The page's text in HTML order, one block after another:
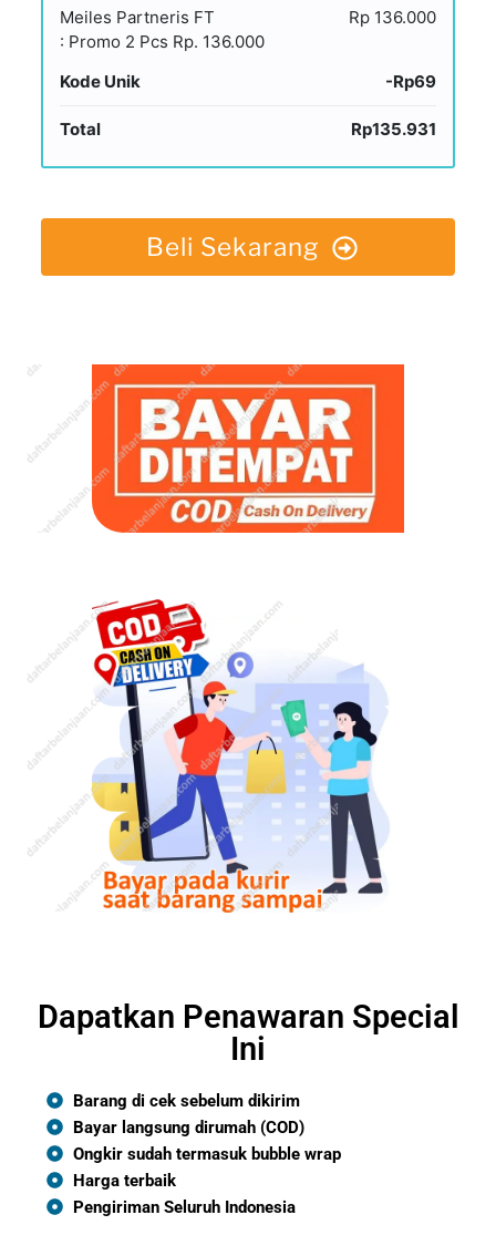
Meiles Partneris​ FT
: Promo 2 Pcs Rp. 136.000
Rp 136.000
Kode Unik -Rp69
Total Rp135.931
Beli Sekarang
Dapatkan Penawaran Special
Ini
Barang di cek sebelum dikirim
Bayar langsung dirumah (COD)
Ongkir sudah termasuk bubble wrap
Harga terbaik
Pengiriman Seluruh Indonesia